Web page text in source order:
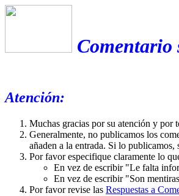
Comentario
Atención:
Muchas gracias por su atención y por
Generalmente, no publicamos los
añaden a la entrada. Si lo
Por favor especifique claramente lo
En vez de escribir "Le falta
En vez de escribir "Son
Por favor revise las Respuestas a